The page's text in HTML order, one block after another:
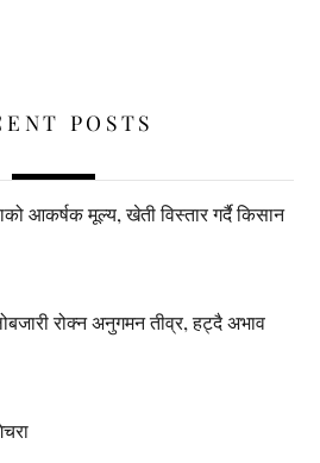
POSTS
आकर्षक मूल्य, खेती विस्तार गर्दै किसान
रोक्न अनुगमन तीव्र, हट्दै अभाव